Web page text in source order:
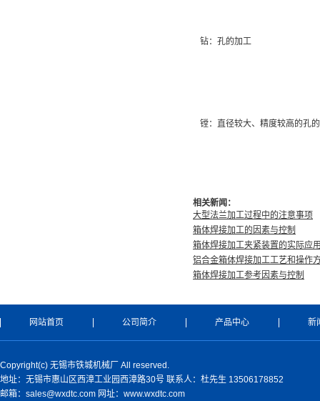
钻：孔的加工
镗：直径较大、精度较高的孔
相关新闻：
大型法兰加工过程中的注意事项
箱体焊接加工的因素与控制
箱体焊接加工夹紧装置的实际应
铝合金箱体焊接加工工艺和操作
箱体焊接加工参考因素与控制
网站首页 公司简介 产品中心 新
Copyright(c) 无锡市铁城机械厂 All reserved.
地址：无锡市惠山区西漳工业园西漳路30号 联系人：杜先生 13506178852
邮箱：sales@wxdtc.com 网址：www.wxdtc.com